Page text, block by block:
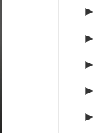
►
►
►
►
►